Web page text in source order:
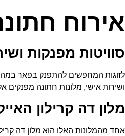
אירוח
סוויטות מפנקות
לזוגות המחפשים להתפנק בפאר
ושירות אישי, מלונות חתונה
מלון דה קרילון
אחד מהמלונות האלו הוא מלון דה